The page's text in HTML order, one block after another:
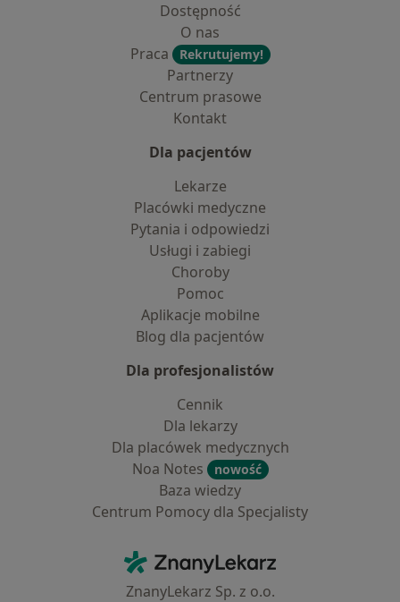
Dostępność
O nas
Praca
Rekrutujemy!
Partnerzy
Centrum prasowe
Kontakt
Dla pacjentów
Lekarze
Placówki medyczne
Pytania i odpowiedzi
Usługi i zabiegi
Choroby
Pomoc
Aplikacje mobilne
Blog dla pacjentów
Dla profesjonalistów
Cennik
Dla lekarzy
Dla placówek medycznych
Noa Notes
nowość
Baza wiedzy
Centrum Pomocy dla Specjalisty
ZnanyLekarz - Strona główna
ZnanyLekarz Sp. z o.o.